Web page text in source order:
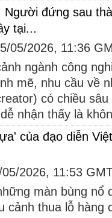
Người đứng sau
tại...
05/2026, 11:36
ngành công
mẽ, nhu cầu về
có chiều
nhận thấy là
của đạo diễn
2026, 11:53
màn bùng nổ
cảnh thua lỗ hàng